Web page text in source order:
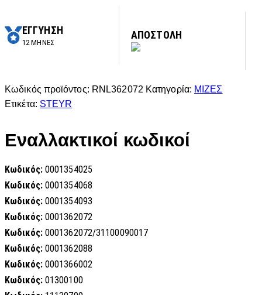
ΕΓΓΥΗΣΗ
12 ΜΗΝΕΣ
ΑΠΟΣΤΟΛΗ
Κωδικός προϊόντος: RNL362072 Κατηγορία: ΜΙΖΕΣ
Ετικέτα: STEYR
Εναλλακτικοί κωδικοί
Κωδικός: 0001354025
Κωδικός: 0001354068
Κωδικός: 0001354093
Κωδικός: 0001362072
Κωδικός: 0001362072/31100090017
Κωδικός: 0001362088
Κωδικός: 0001366002
Κωδικός: 01300100